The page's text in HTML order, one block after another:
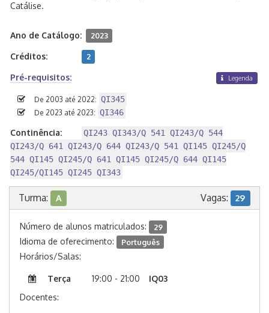
Catálise.
Ano de Catálogo: 2023
Créditos: 2
Pré-requisitos: Legenda
De 2003 até 2022: QI345
De 2023 até 2023: QI346
Continência:
QI243 QI343/Q 541 QI243/Q 544
QI243/Q 641 QI243/Q 644 QI243/Q 541 QI145 QI245/Q
544 QI145 QI245/Q 641 QI145 QI245/Q 644 QI145
QI245/QI145 QI245 QI343
Turma: A Vagas: 29
Número de alunos matriculados: 29
Idioma de oferecimento: Português
Horários/Salas:
Terça 19:00 - 21:00
IQ03
Docentes: